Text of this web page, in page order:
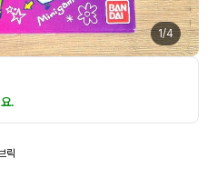
1/4
.
릭